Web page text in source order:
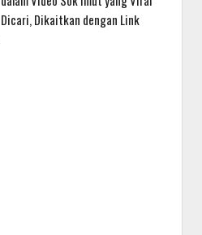
Dicari, Dikaitkan dengan Link